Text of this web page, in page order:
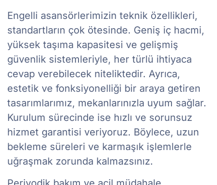
Engelli asansörlerimizin teknik özellikleri,
standartların çok ötesinde. Geniş iç hacmi,
yüksek taşıma kapasitesi ve gelişmiş
güvenlik sistemleriyle, her türlü ihtiyaca
cevap verebilecek niteliktedir. Ayrıca,
estetik ve fonksiyonelliği bir araya getiren
tasarımlarımız, mekanlarınızla uyum sağlar.
Kurulum sürecinde ise hızlı ve sorunsuz
hizmet garantisi veriyoruz. Böylece, uzun
bekleme süreleri ve karmaşık işlemlerle
uğraşmak zorunda kalmazsınız.